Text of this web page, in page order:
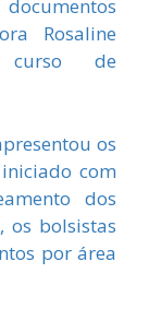
Rosaline
de
os
com
dos
os bolsistas
por área